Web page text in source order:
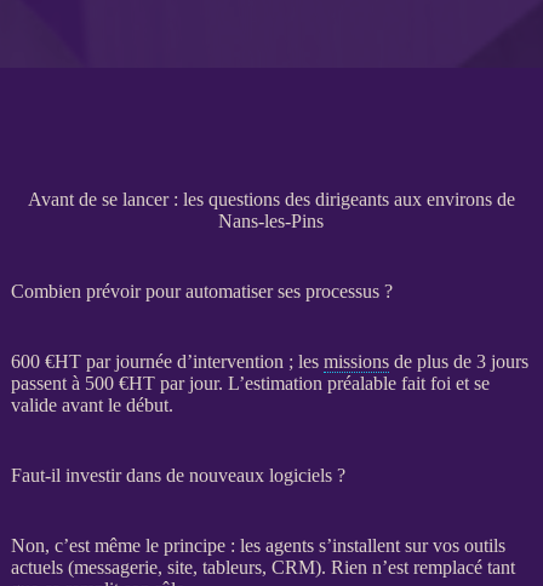
Avant de se lancer : les questions des dirigeants aux environs de
Nans-les-Pins
Combien prévoir pour automatiser ses processus ?
600 €HTpar journée d’intervention ; les missionsde plus de 3 jours
passent à 500 €HTpar jour. L’estimation préalable fait foi et se
valide avant le début.
Faut-il investir dans de nouveaux logiciels ?
Non, c’est même le principe : les agentss’installent sur vos outils
actuels (messagerie, site, tableurs, CRM). Rien n’est remplacé tant